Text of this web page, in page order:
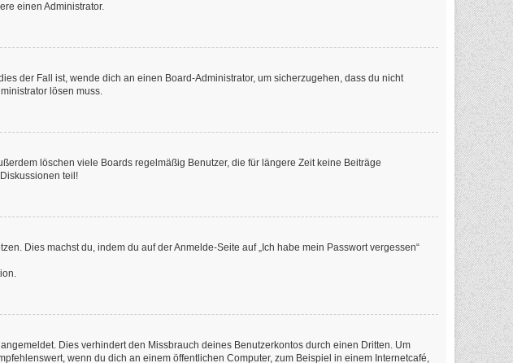
einen Administrator.
der Fall ist, wende dich an einen Board-Administrator, um sicherzugehen, dass du nicht
lösen muss.
löschen viele Boards regelmäßig Benutzer, die für längere Zeit keine Beiträge
teil!
Dies machst du, indem du auf der Anmelde-Seite auf „Ich habe mein Passwort vergessen“
Dies verhindert den Missbrauch deines Benutzerkontos durch einen Dritten. Um
wenn du dich an einem öffentlichen Computer, zum Beispiel in einem Internetcafé,